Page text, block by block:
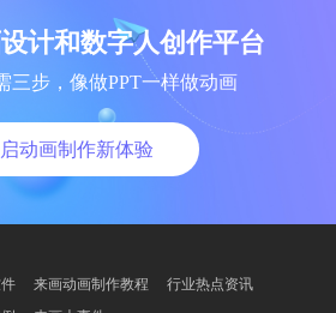
计和数字人创作平台
三步，像做PPT一样做动画
动画制作新体验
来画动画制作教程
行业热点资讯